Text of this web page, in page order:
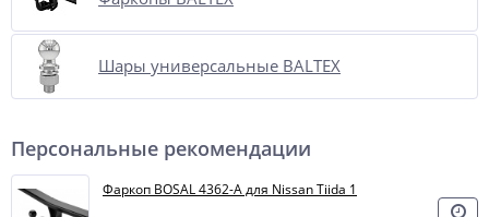
Шары универсальные BALTEX
Персональные рекомендации
Фаркоп BOSAL 4362-A для Nissan Tiida 1